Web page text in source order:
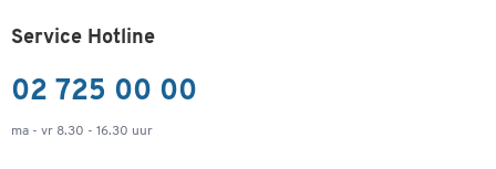
Service Hotline
02 725 00 00
ma - vr 8.30 - 16.30 uur